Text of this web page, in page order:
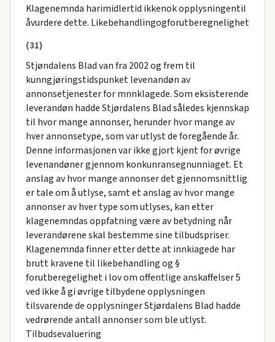
Klagenemnda harimidlertid ikkenok opplysningentil
åvurdere dette. Likebehandlingogforutberegnelighet
(31)
Stjøndalens Blad van fra 2002 og frem til
kunngjøringstidspunket levenandøn av
annonsetjenester for mnnklagede. Som eksisterende
leverandøn hadde Stjørdalens Blad således kjennskap
til hvor mange annonser, herunder hvor mange av
hver annonsetype, som var utlyst de foregående år.
Denne informasjonen var ikke gjort kjent for øvrige
levenandøner gjennom konkunransegnunniaget. Et
anslag av hvor mange annonser det gjennomsnittlig
er tale om å utlyse, samt et anslag av hvor mange
annonser av hver type som utlyses, kan etter
klagenemndas oppfatning være av betydning når
leverandørene skal bestemme sine tilbudspriser.
Klagenemnda finner etter dette at innkiagede har
brutt kravene til likebehandling og §
forutberegelighet i lov om offentlige anskaffelser 5
ved ikke å gi øvrige tilbydene opplysningen
tilsvarende de opplysninger Stjørdalens Blad hadde
vedrørende antall annonser som ble utlyst.
Tilbudsevaluering